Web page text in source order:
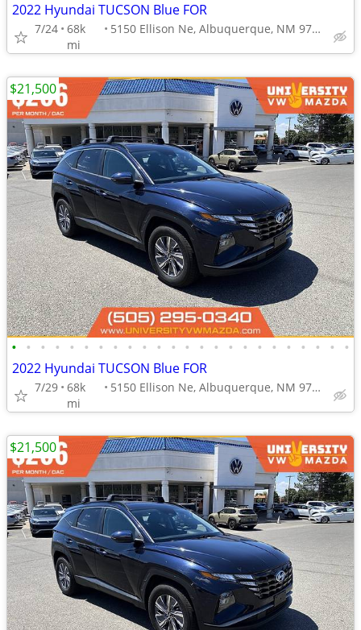
2022 Hyundai TUCSON Blue FOR
7/24 68k
mi
5150 Ellison Ne, Albuquerque, NM 97109
• • • • • • • • • • • • • • • • • • • • • • • •
2022 Hyundai TUCSON Blue FOR
7/29 68k
mi
5150 Ellison Ne, Albuquerque, NM 97109
$21,500
$21,500